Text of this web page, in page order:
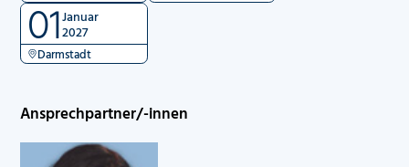
01Januar
2027
Darmstadt
Ansprechpartner/-innen